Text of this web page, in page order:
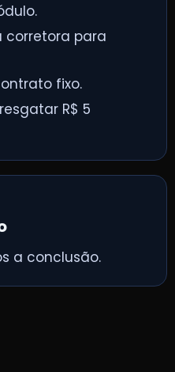
corretora para
fixo.
R$ 5
a conclusão.